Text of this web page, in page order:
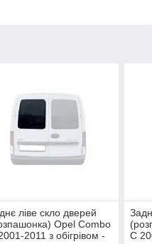
ліве скло дверей
Opel Combo
2011 з обігрівом -
C